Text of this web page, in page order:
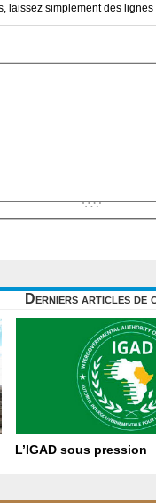
laissez simplement des lignes
Derniers articles de
L’IGAD sous pression